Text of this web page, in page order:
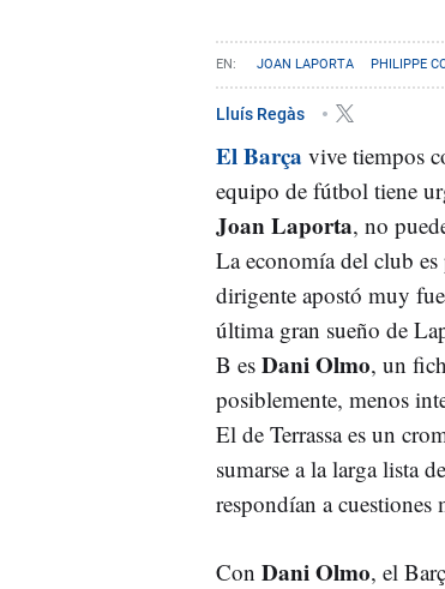
JOAN LAPORTA PHILIPPE
Lluís Regàs
El Barça vive tiempos
equipo de fútbol tiene
Joan Laporta, no
La economía del club
dirigente apostó muy
última gran sueño de
B es Dani Olmo, un
posiblemente, menos
El de Terrassa es un
sumarse a la larga lista
respondían a cuestiones
Con Dani Olmo, el